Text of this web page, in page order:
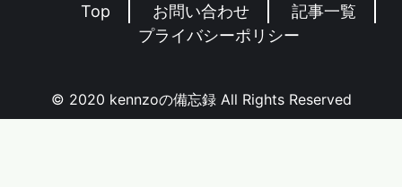
Top お問い合わせ
記事一覧
プライバシーポリシー
© 2020 kennzoの備忘録 All Rights Reserved